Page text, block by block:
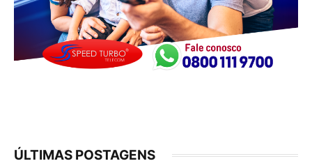
ÚLTIMAS POSTAGENS